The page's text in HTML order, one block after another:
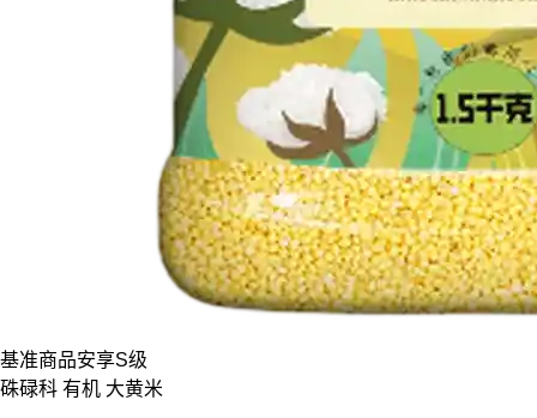
基准商品安享S级
硃碌科 有机 大黄米